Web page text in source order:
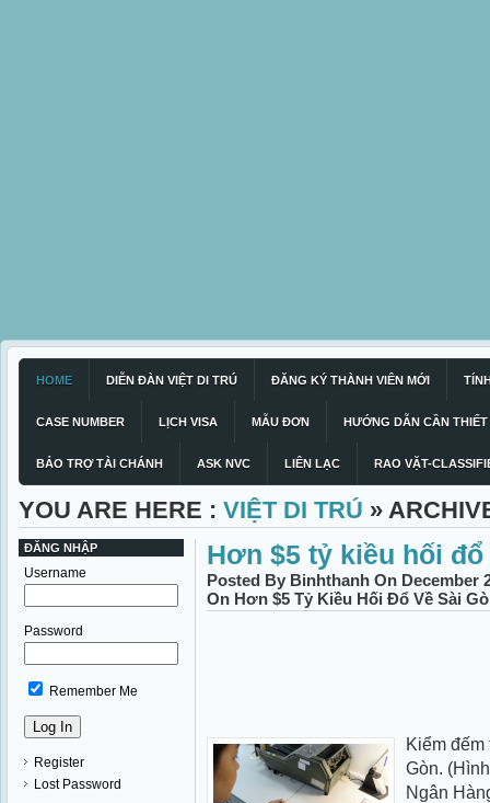
HOME DIỄN ĐÀN VIỆT DI TRÚ ĐĂNG KÝ THÀNH VIÊN MỚI
CASE NUMBER LỊCH VISA MẪU ĐƠN HƯỚNG DẪN CẦN THIẾT
BẢO TRỢ TÀI CHÁNH ASK NVC LIÊN LẠC RAO VẶT-
YOU ARE HERE : VIỆT DI TRÚ »
ĐĂNG NHẬP
Username
Password
Remember Me
Register
Lost Password
Hơn $5 tỷ kiều hối đổ
Posted By Binhthanh On December
On Hơn $5 Tỷ Kiều Hối Đổ Về Sài
Kiểm
Gòn.
Ngân